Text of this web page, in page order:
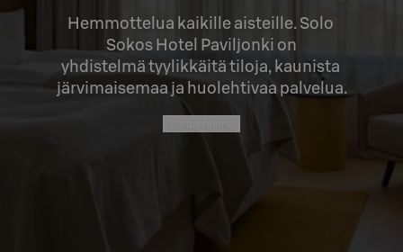
Hemmottelua kaikille aisteille. Solo
Sokos Hotel Paviljonki on
yhdistelmä tyylikkäitä tiloja, kaunista
järvimaisemaa ja huolehtivaa palvelua.